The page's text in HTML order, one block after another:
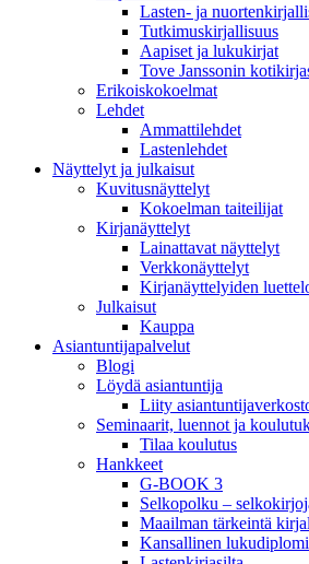
Lasten- ja
Tutkimuskirjallisuus
Aapiset ja lukukirjat
Tove Janssonin
Erikoiskokoelmat
Lehdet
Ammattilehdet
Lastenlehdet
Näyttelyt ja julkaisut
Kuvitusnäyttelyt
Kokoelman taiteilijat
Kirjanäyttelyt
Lainattavat näyttelyt
Verkkonäyttelyt
Kirjanäyttelyiden
Julkaisut
Kauppa
Asiantuntija­palvelut
Blogi
Löydä asiantuntija
Liity
Seminaarit, luennot ja
Tilaa koulutus
Hankkeet
G-BOOK 3
Selkopolku –
Maailman tärkeintä
Kansallinen